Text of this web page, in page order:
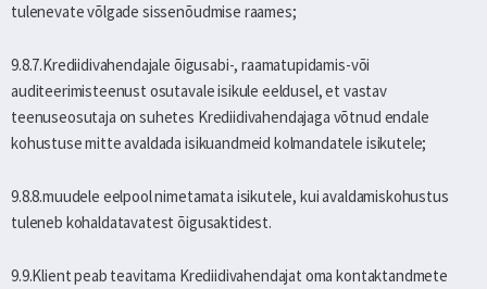
tulenevate võlgade sissenõudmise raames;
9.8.7.Krediidivahendajale õigusabi-, raamatupidamis-või
auditeerimisteenust osutavale isikule eeldusel, et vastav
teenuseosutaja on suhetes Krediidivahendajaga võtnud endale
kohustuse mitte avaldada isikuandmeid kolmandatele isikutele;
9.8.8.muudele eelpool nimetamata isikutele, kui avaldamiskohustus
tuleneb kohaldatavatest õigusaktidest.
9.9.Klient peab teavitama Krediidivahendajat oma kontaktandmete